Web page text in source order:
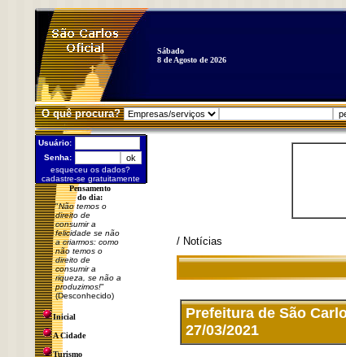
Sábado
8 de Agosto de 2026
O quê procura?
Usuário:
Senha:
esqueceu os dados?
cadastre-se gratuitamente
Pensamento
do dia:
"Não temos o
direito de
consumir a
felicidade se não
a criarmos: como
não temos o
direito de
consumir a
riqueza, se não a
produzimos!"
(Desconhecido)
Inicial
A Cidade
Turismo
/ Notícias
Prefeitura de São
27/03/2021